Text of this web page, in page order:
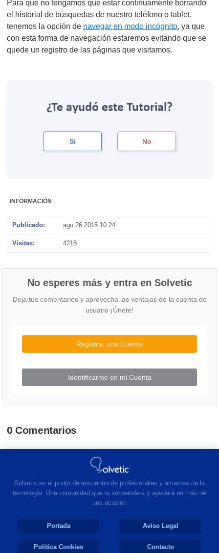
Para que no tengamos que estar continuamente borrando
el historial de búsquedas de nuestro teléfono o tablet,
tenemos la opción de navegar en modo incógnito, ya que
con esta forma de navegación estaremos evitando que se
quede un registro de las páginas que visitamos.
¿Te ayudó este Tutorial?
Si No
INFORMACIÓN
Publicado: ago 26 2015 10:24
Visitas: 4218
No esperes más y entra en Solvetic
Deja tus comentarios y aprovecha las ventajas de la cuenta de
usuario ¡Únete!
Registrar una Cuenta
Identificarme en mi Cuenta
0 Comentarios
Solvetic es el punto de encuentro de profesionales y amantes de la
tecnología. Una comunidad que te sorprenderá y ayudará en más de
una ocasión
Portada Aviso Legal
Política Cookies Contacto